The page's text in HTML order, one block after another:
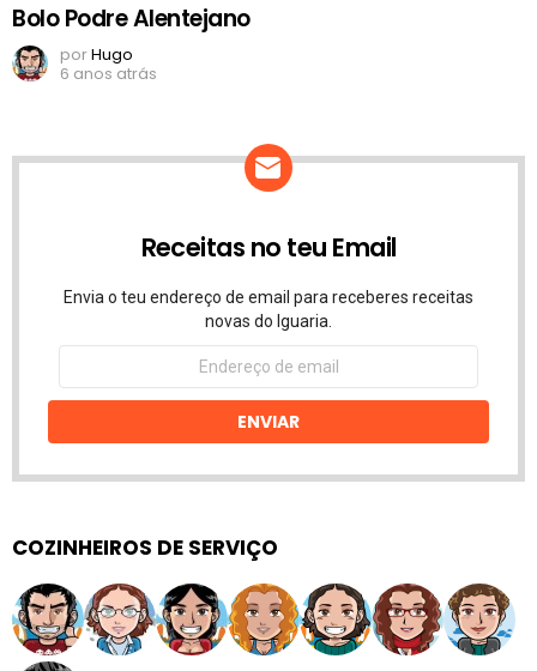
Bolo Podre Alentejano
porHugo
6 anos atrás
Receitas no teu Email
Envia o teu endereço de email para receberes receitas
novas do Iguaria.
Endereço
email
ENVIAR
COZINHEIROS DE SERVIÇO